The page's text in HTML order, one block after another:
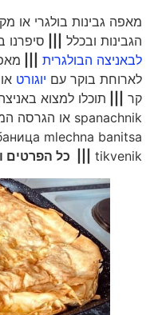
מאפה גבינות בולגרי או
הגבינות ובכלל|||
סיפרנו
לבאניצה הבולגרית |||
לארוחת בוקר עםיוגורטאו
קר|||
баница mlechna banitsa או מילוי
tikvenik
||| כל הפרטים